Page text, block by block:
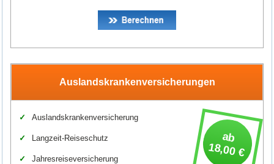
Auslandskrankenversicherungen
Auslandskrankenversicherung
Langzeit-Reiseschutz
Jahresreiseversicherung
ab
18,00 €